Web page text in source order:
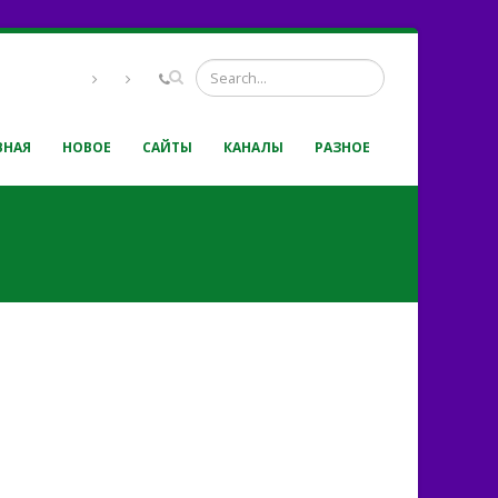
НОВОЕ САЙТЫ КАНАЛЫ РАЗНОЕ